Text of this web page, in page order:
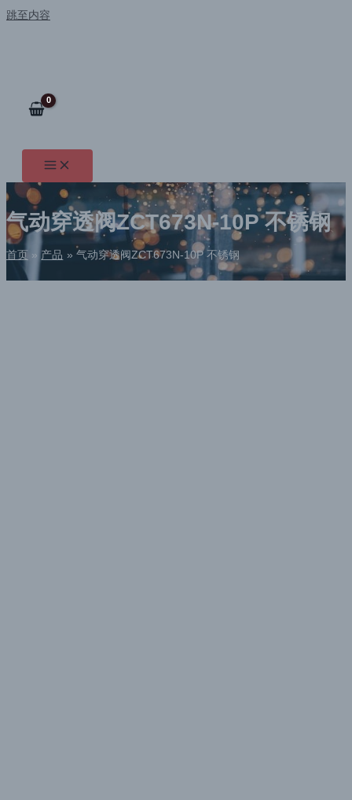
跳至内容
气动穿透阀ZCT673N-10P 不锈钢
首页 产品 气动穿透阀ZCT673N-10P 不锈钢